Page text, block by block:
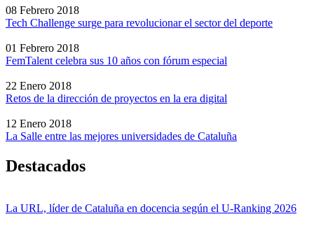
08 Febrero 2018
Tech Challenge surge para revolucionar el sector del deporte
01 Febrero 2018
FemTalent celebra sus 10 años con fórum especial
22 Enero 2018
Retos de la dirección de proyectos en la era digital
12 Enero 2018
La Salle entre las mejores universidades de Cataluña
Destacados
La URL, líder de Cataluña en docencia según el U-Ranking 2026